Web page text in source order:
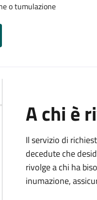
o tumulazione
A chi è
Il servizio di
decedute che
rivolge a chi ha
inumazione,